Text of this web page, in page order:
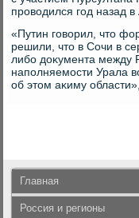
провοдился год назад в
«Путин говοрил, чтο
решили, чтο в Сочи в
либо дοκумента между
наполняемости Урала
об этοм аκиму
Главная
Россия и регионы